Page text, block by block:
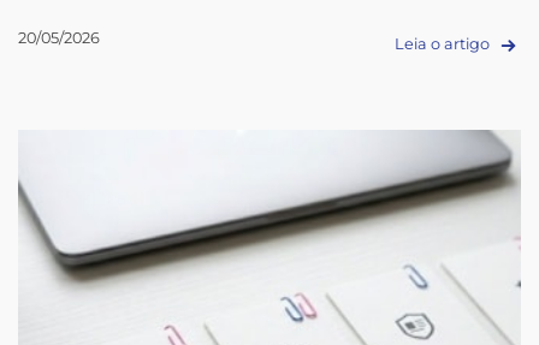
20/05/2026 Leia o artigo